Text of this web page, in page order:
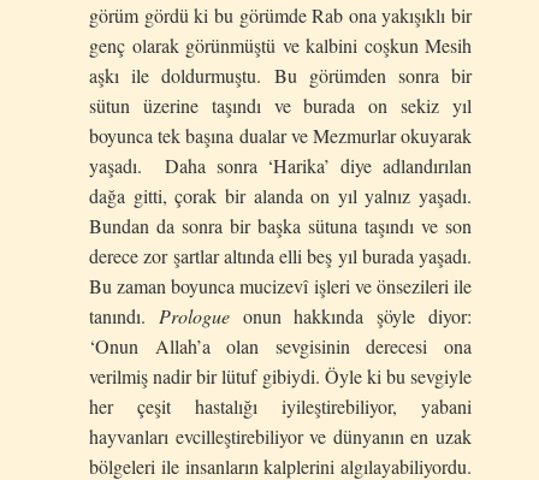
görüm gördü ki bu görümde Rab ona yakışıklı bir
genç olarak görünmüştü ve kalbini coşkun Mesih
aşkı ile doldurmuştu. Bu görümden sonra bir
sütun üzerine taşındı ve burada on sekiz yıl
boyunca tek başına dualar ve Mezmurlar okuyarak
yaşadı. Daha sonra ‘Harika’ diye adlandırılan
dağa gitti, çorak bir alanda on yıl yalnız yaşadı.
Bundan da sonra bir başka sütuna taşındı ve son
derece zor şartlar altında elli beş yıl burada yaşadı.
Bu zaman boyunca mucizevî işleri ve önsezileri ile
tanındı. Prologueonun hakkında şöyle diyor:
‘Onun Allah’a olan sevgisinin derecesi ona
verilmiş nadir bir lütuf gibiydi. Öyle ki bu sevgiyle
her çeşit hastalığı iyileştirebiliyor, yabani
hayvanları evcilleştirebiliyor ve dünyanın en uzak
bölgeleri ile insanların kalplerini algılayabiliyordu.